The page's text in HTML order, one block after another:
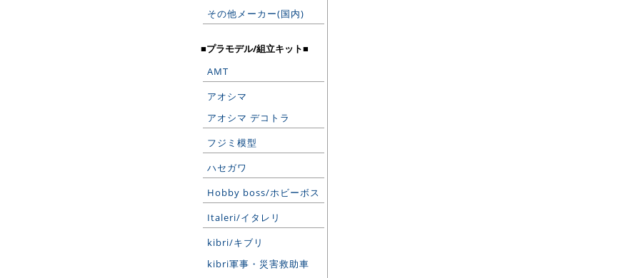
その他メーカー(国内)
■プラモデル/組立キット■
AMT
アオシマ
アオシマ デコトラ
フジミ模型
ハセガワ
Hobby boss/ホビーボス
Italeri/イタレリ
kibri/キブリ
kibri軍事・災害救助車